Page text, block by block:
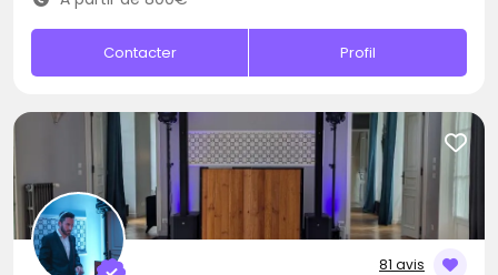
Contacter Profil
81 avis